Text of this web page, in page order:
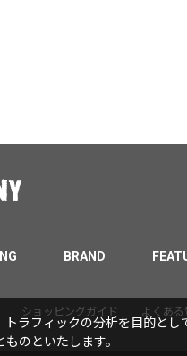
BRAND
ショッピングガイド よくある
ラフィックの分析を目的とし
のといたします。